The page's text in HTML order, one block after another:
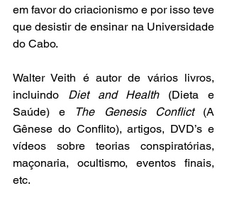
em favor do criacionismo e por isso teve
que desistir de ensinar na Universidade
do Cabo.
Walter Veith é autor de vários livros,
incluindo Diet and Health (Dieta e
Saúde) e The Genesis Conflict (A
Gênese do Conflito), artigos, DVD’s e
vídeos sobre teorias conspiratórias,
maçonaria, ocultismo, eventos finais,
etc.